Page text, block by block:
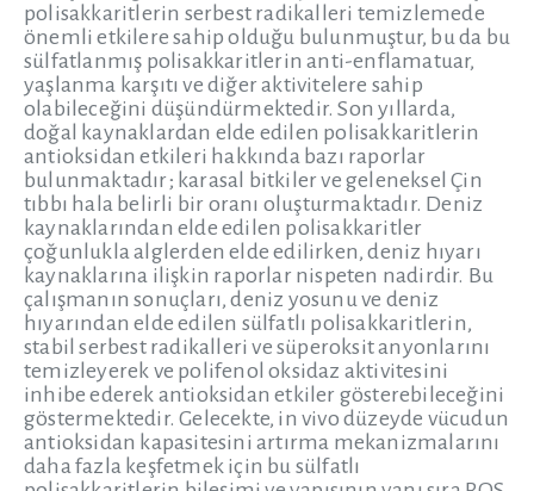
polisakkaritlerin serbest radikalleri temizlemede
önemli etkilere sahip olduğu bulunmuştur, bu da bu
sülfatlanmış polisakkaritlerin anti-enflamatuar,
yaşlanma karşıtı ve diğer aktivitelere sahip
olabileceğini düşündürmektedir. Son yıllarda,
doğal kaynaklardan elde edilen polisakkaritlerin
antioksidan etkileri hakkında bazı raporlar
bulunmaktadır; karasal bitkiler ve geleneksel Çin
tıbbı hala belirli bir oranı oluşturmaktadır. Deniz
kaynaklarından elde edilen polisakkaritler
çoğunlukla alglerden elde edilirken, deniz hıyarı
kaynaklarına ilişkin raporlar nispeten nadirdir. Bu
çalışmanın sonuçları, deniz yosunu ve deniz
hıyarından elde edilen sülfatlı polisakkaritlerin,
stabil serbest radikalleri ve süperoksit anyonlarını
temizleyerek ve polifenol oksidaz aktivitesini
inhibe ederek antioksidan etkiler gösterebileceğini
göstermektedir. Gelecekte, in vivo düzeyde vücudun
antioksidan kapasitesini artırma mekanizmalarını
daha fazla keşfetmek için bu sülfatlı